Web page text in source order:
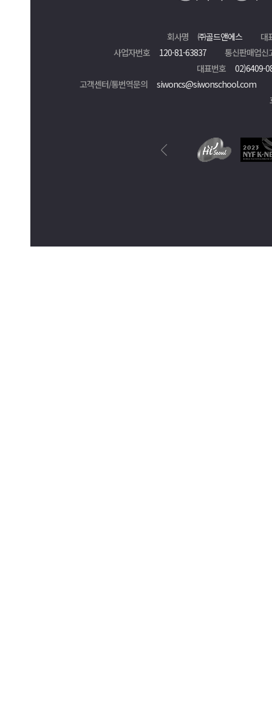
회사명 ㈜골드앤에스
대
사업자번호
120-81-63837
통신판매업신
대표번호
02)6409-
고객센터/통번역문의
siwoncs@siwonschool.com